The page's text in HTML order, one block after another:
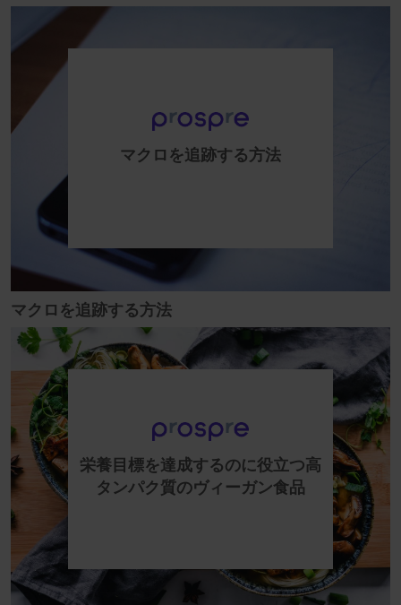
マクロを追跡する方法
マクロを追跡する方法
栄養目標を達成するのに役立つ高
タンパク質のヴィーガン食品